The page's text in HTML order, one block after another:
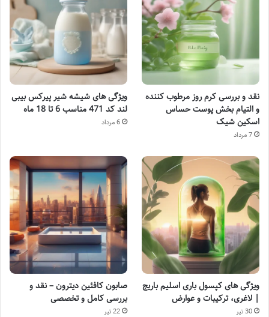
نقد و بررسی کرم روز مرطوب کننده
و التیام بخش پوست حساس
اسکین شیک
7 مرداد
ویژگی های شیشه شیر پیرکس بیبی
لند کد 471 مناسب 6 تا 18 ماه
6 مرداد
ویژگی های کپسول باری اسلیم باریج
| لاغری، ترکیبات و عوارض
30 تیر
صابون کافئین دیترون – نقد و
بررسی کامل و تخصصی
22 تیر